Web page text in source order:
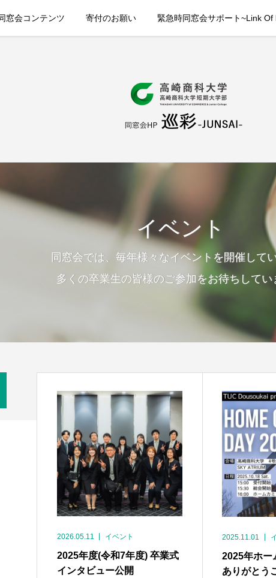
窓会コンテンツ 寄付のお願い 緊急時同窓会サポート~Link Of
イベント
同窓会では、毎年様々なイベントを開催して
多くの卒業生の皆様のご参加をお待ちしてい
2026.05.11 イベント
2025年度(令和7年度) 卒業式
インタビュー公開
2025.11.01
2025年ホー
ありがとう